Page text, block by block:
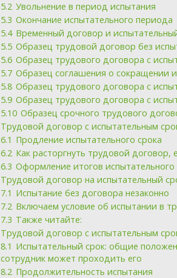
5.2 Увольнение в период испытания
5.3 Окончание испытательного периода
5.4 Временный договор и
5.5 Образец трудовой договор без
5.6 Образец трудового договора с
5.7 Образец соглашения о сокращении
5.8 Образец трудового договора с
5.9 Образец трудового договора с
5.10 Образец срочного трудового
Трудовой договор с испытательным
6.1 Продление испытательного срока
6.2 Как расторгнуть трудовой
6.3 Оформление итогов испытательного
Трудовой договор на испытательный
7.1 Испытание без договора незаконно
7.2 Включаем условие об испытании в
7.3 Также читайте:
Трудовой договор с испытательным
8.1 Испытательный срок: общие
сотрудник может проходить его
8.2 Продолжительность испытания